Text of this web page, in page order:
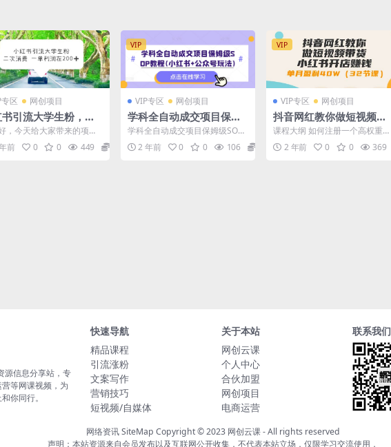
区 网创项目
引流大学生粉，变
，一单利润在200
资源）
，今天给大家带来的项目
书引流大学生粉丝，在私
②次变现。现在快放...
前 0 0 449
VIP
VIP专区 网创项目
学科全自动成交项目保姆
级SOP教程(小红书+公众
号玩法)含资料
学科全自动成交项目保姆级SOP
教程(小红书+公众号玩法)含资料
学科全自动成交项...
2 年前 0 0 106
VIP
VIP专区 网创项目
抖音网红教你做短视频带
货+小红书开店赚钱，单月
盈利40W（32节课）
课程大纲 如何注册一个高权重的
小红书账号 高销量的店铺是怎么
设置的? 小红书如何...
2 年前 0 0 369
源信息分享站，专
等网课视频，为
你同行。
快速导航
精品课程
引流涨粉
文案写作
营销技巧
短视频/自媒体
关于本站
网创云课
个人中心
合伙加盟
网创项目
电商运营
联系我们
网络资讯SiteMap Copyright © 2023 网创云课- All rights reserved
声明：本站资源来自会员发布以及互联网公开收集，不代表本站立场，仅限学习交流使用，